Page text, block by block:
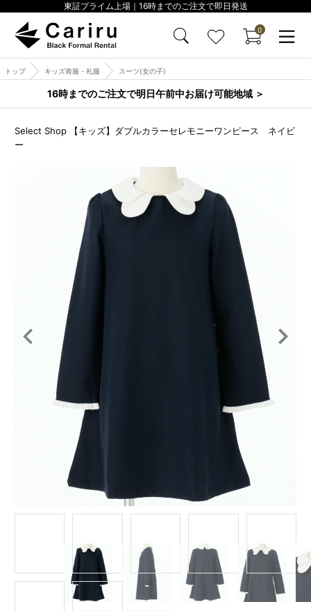
東証プライム上場｜16時までのご注文で即日発送
0
トップ キッズ喪服・礼服 スーツ(女の子)
16時までのご注文で明日午前中お届け可能地域 ＞
Select Shop 【キッズ】ダブルカラーセレモニーワンピース ネイビ
ー